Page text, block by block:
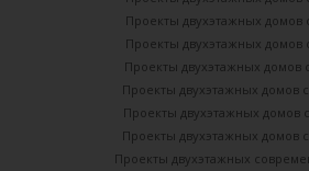
Проекты двухэтажных домов
Проекты двухэтажных домов
Проекты двухэтажных домов
Проекты двухэтажных домов
Проекты двухэтажных домов
Проекты двухэтажных домов
Проекты двухэтажных